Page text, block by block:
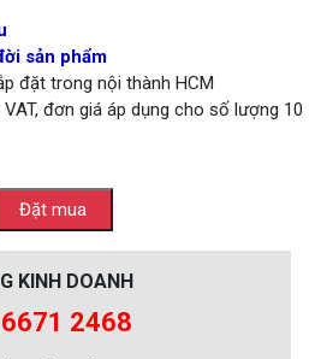
sản phẩm
đặt trong nội thành HCM
đơn giá áp dụng cho số lượng 10
KINH DOANH
2468